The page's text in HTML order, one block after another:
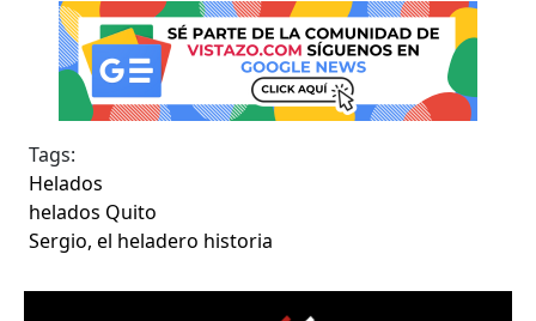
Tags:
Helados
helados Quito
Sergio, el heladero historia